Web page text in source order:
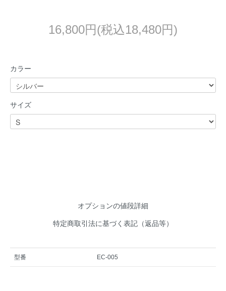
16,800円(税込18,480円)
カラー
サイズ
オプションの値段詳細
特定商取引法に基づく表記（返品等）
型番 EC-005